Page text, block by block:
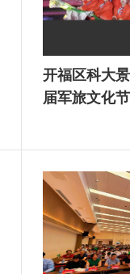
开福区科大
届军旅文化